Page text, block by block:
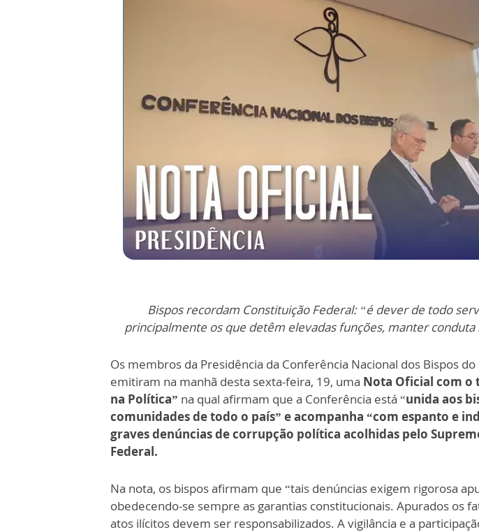
Bispos recordam Constituição Federal: “é dever de todo
principalmente os que detêm elevadas funções, manter conduta
Os membros da Presidência da Conferência Nacional dos Bispos do
emitiram na manhã desta sexta-feira, 19, uma Nota Oficial com o
na Política” na qual afirmam que a Conferência está “unida aos
comunidades de todo o país” e acompanha “com espanto e
graves denúncias de corrupção política acolhidas pelo
Federal.
Na nota, os bispos afirmam que “tais denúncias exigem rigorosa
obedecendo-se sempre as garantias constitucionais. Apurados os
atos ilícitos devem ser responsabilizados. A vigilância e a